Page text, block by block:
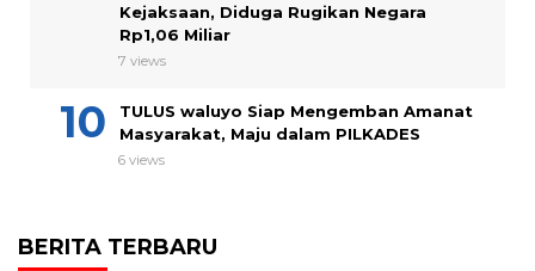
Kejaksaan, Diduga Rugikan Negara
Rp1,06 Miliar
7 views
TULUS waluyo Siap Mengemban Amanat
Masyarakat, Maju dalam PILKADES
6 views
BERITA TERBARU